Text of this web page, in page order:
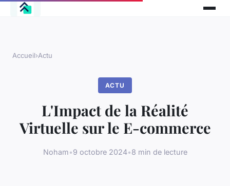
Accueil›Actu
ACTU
L'Impact de la Réalité
Virtuelle sur le E-commerce
Noham•9 octobre 2024•8 min de lecture